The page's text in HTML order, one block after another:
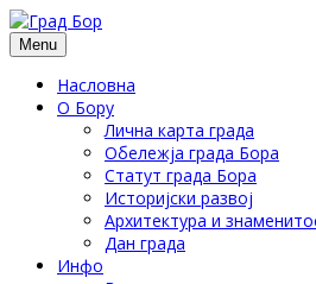
Menu
Насловна
О Бору
Лична карта града
Обележја града Бора
Статут града Бора
Историјски развој
Архитектура и
Дан града
Инфо